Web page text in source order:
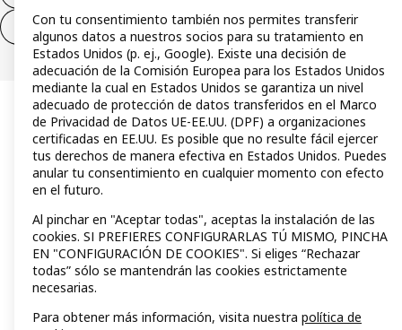
Desistimiento de solo servicios
Con tu consentimiento también nos permites transferir
algunos datos a nuestros socios para su tratamiento en
Estados Unidos (p. ej., Google). Existe una decisión de
adecuación de la Comisión Europea para los Estados Unidos
mediante la cual en Estados Unidos se garantiza un nivel
adecuado de protección de datos transferidos en el Marco
de Privacidad de Datos UE-EE.UU. (DPF) a organizaciones
certificadas en EE.UU. Es posible que no resulte fácil ejercer
tus derechos de manera efectiva en Estados Unidos. Puedes
anular tu consentimiento en cualquier momento con efecto
en el futuro.
Al pinchar en "Aceptar todas", aceptas la instalación de las
cookies. SI PREFIERES CONFIGURARLAS TÚ MISMO, PINCHA
EN "CONFIGURACIÓN DE COOKIES". Si eliges “Rechazar
todas” sólo se mantendrán las cookies estrictamente
necesarias.
Para obtener más información, visita nuestra política de